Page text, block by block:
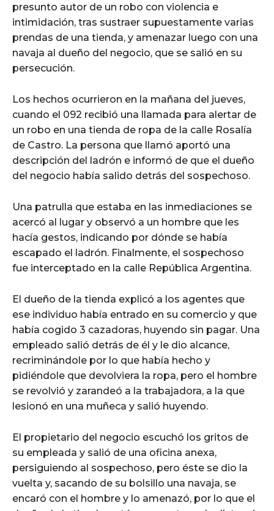
presunto autor de un robo con violencia e
intimidación, tras sustraer supuestamente varias
prendas de una tienda, y amenazar luego con una
navaja al dueño del negocio, que se salió en su
persecución.
Los hechos ocurrieron en la mañana del jueves,
cuando el 092 recibió una llamada para alertar de
un robo en una tienda de ropa de la calle Rosalía
de Castro. La persona que llamó aportó una
descripción del ladrón e informó de que el dueño
del negocio había salido detrás del sospechoso.
Una patrulla que estaba en las inmediaciones se
acercó al lugar y observó a un hombre que les
hacía gestos, indicando por dónde se había
escapado el ladrón. Finalmente, el sospechoso
fue interceptado en la calle República Argentina.
El dueño de la tienda explicó a los agentes que
ese individuo había entrado en su comercio y que
había cogido 3 cazadoras, huyendo sin pagar. Una
empleado salió detrás de él y le dio alcance,
recriminándole por lo que había hecho y
pidiéndole que devolviera la ropa, pero el hombre
se revolvió y zarandeó a la trabajadora, a la que
lesionó en una muñeca y salió huyendo.
El propietario del negocio escuchó los gritos de
su empleada y salió de una oficina anexa,
persiguiendo al sospechoso, pero éste se dio la
vuelta y, sacando de su bolsillo una navaja, se
encaró con el hombre y lo amenazó, por lo que el